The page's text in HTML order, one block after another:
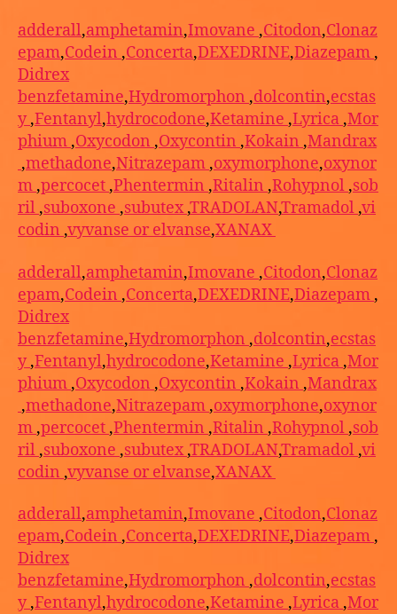
adderall,amphetamin,Imovane ,Citodon,Clonaz
epam,Codein ,Concerta,DEXEDRINE,Diazepam ,
Didrex
benzfetamine,Hydromorphon ,dolcontin,ecstas
y ,Fentanyl,hydrocodone,Ketamine ,Lyrica ,Mor
phium ,Oxycodon ,Oxycontin ,Kokain ,Mandrax
,methadone,Nitrazepam ,oxymorphone,oxynor
m ,percocet ,Phentermin ,Ritalin ,Rohypnol ,sob
ril ,suboxone ,subutex,TRADOLAN,Tramadol ,vi
codin ,vyvanse or elvanse,XANAX
adderall,amphetamin,Imovane ,Citodon,Clonaz
epam,Codein ,Concerta,DEXEDRINE,Diazepam ,
Didrex
benzfetamine,Hydromorphon ,dolcontin,ecstas
y ,Fentanyl,hydrocodone,Ketamine ,Lyrica ,Mor
phium ,Oxycodon ,Oxycontin ,Kokain ,Mandrax
,methadone,Nitrazepam ,oxymorphone,oxynor
m ,percocet ,Phentermin ,Ritalin ,Rohypnol ,sob
ril ,suboxone ,subutex,TRADOLAN,Tramadol ,vi
codin ,vyvanse or elvanse,XANAX
adderall,amphetamin,Imovane ,Citodon,Clonaz
epam,Codein ,Concerta,DEXEDRINE,Diazepam ,
Didrex
benzfetamine,Hydromorphon ,dolcontin,ecstas
y ,Fentanyl,hydrocodone,Ketamine ,Lyrica ,Mor